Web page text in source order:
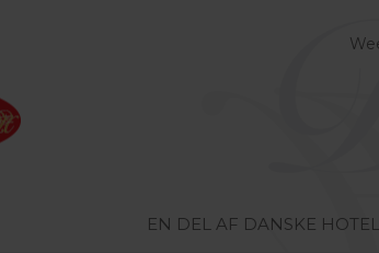
EN DEL AF DANSKE